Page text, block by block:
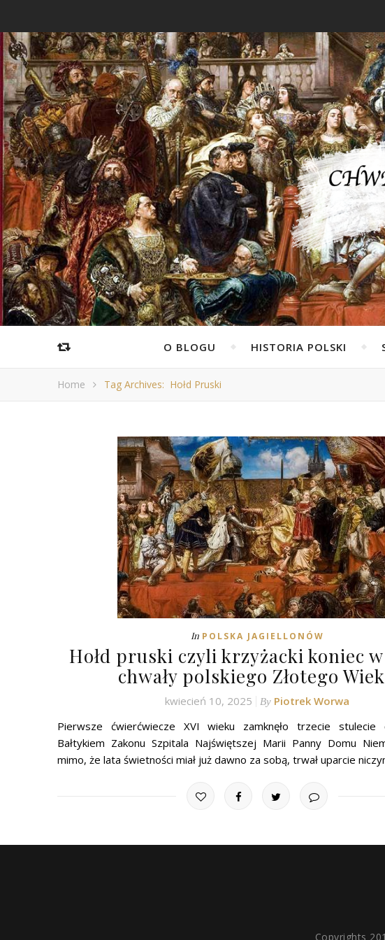
O BLOGU HISTORIA POLSKI
Home Tag Archives: Hołd Pruski
In POLSKA JAGIELLONÓW
Hołd pruski czyli krzyżacki koniec
chwały polskiego Złotego
kwiecień 10, 2025 By Piotrek Worwa
Pierwsze ćwierćwiecze XVI wieku zamknęło trzecie stulecie
Bałtykiem Zakonu Szpitala Najświętszej Marii Panny Domu
mimo, że lata świetności miał już dawno za sobą, trwał uparcie
Copyrights